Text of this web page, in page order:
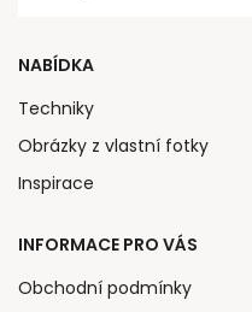
NABÍDKA
Techniky
Obrázky z vlastní fotky
Inspirace
INFORMACE PRO VÁS
Obchodní podmínky